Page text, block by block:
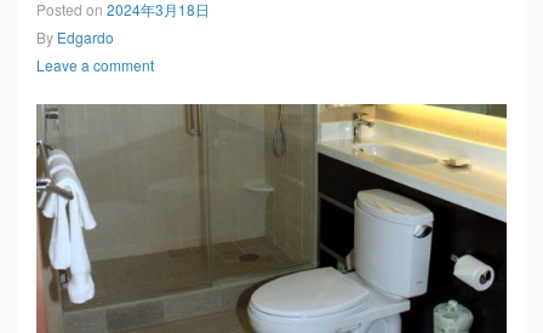
Posted on 2024年3月18日
By Edgardo
Leave a comment